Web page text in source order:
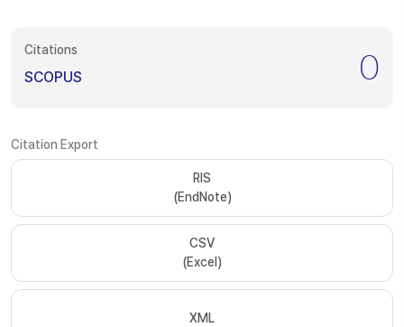
Citations
SCOPUS 0
Citation Export
RIS
(EndNote)
CSV
(Excel)
XML